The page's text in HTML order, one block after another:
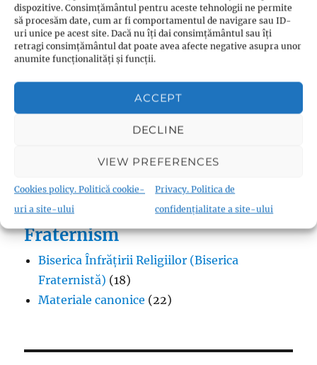
dispozitive. Consimțământul pentru aceste tehnologii ne permite
să procesăm date, cum ar fi comportamentul de navigare sau ID-
uri unice pe acest site. Dacă nu îți dai consimțământul sau îți
retragi consimțământul dat poate avea afecte negative asupra unor
anumite funcționalități și funcții.
ACCEPT
DECLINE
VIEW PREFERENCES
Cookies policy. Politică cookie-
uri a site-ului
Privacy. Politica de
confidențialitate a site-ului
Metodism(2)
Penticostalism(3)
Presbiterianism(1)
profeții Zwickau
(1)
Fraternism
Biserica Înfrățirii Religiilor (Biserica
Fraternistă) (18)
Materiale canonice (22)